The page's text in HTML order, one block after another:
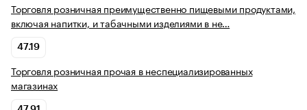
Торговля розничная преимущественно пищевыми продуктами,
включая напитки, и табачными изделиями в не…
47.19
Торговля розничная прочая в неспециализированных
магазинах